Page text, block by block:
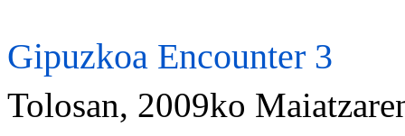
Gipuzkoa Encounter 3
Tolosan, 2009ko